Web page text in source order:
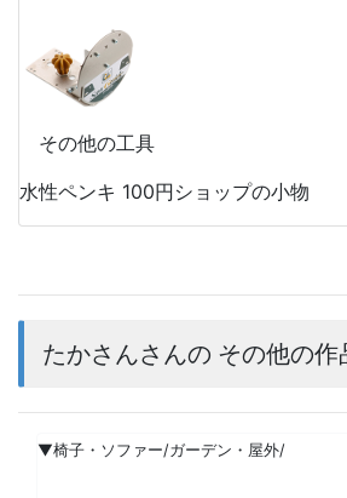
その他の工具
水性ペンキ 100円ショップの小物
たかさんさんの その他の作
▼椅子・ソファー/ガーデン・屋外/